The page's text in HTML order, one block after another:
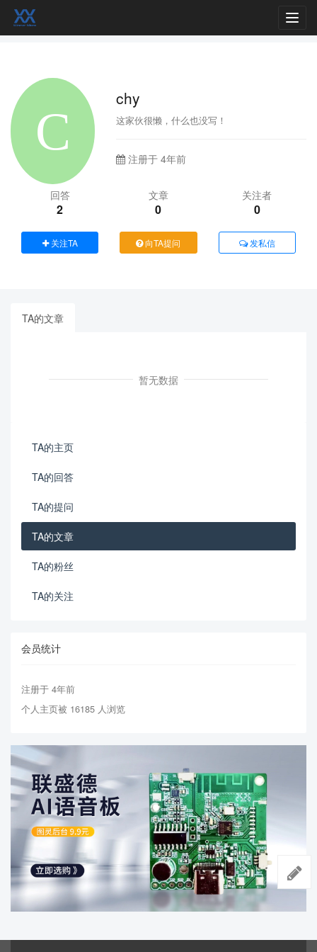
chy
这家伙很懒，什么也没写！
注册于 4年前
回答
2
文章
0
关注者
0
关注TA 向TA提问 发私信
TA的文章
暂无数据
TA的主页
TA的回答
TA的提问
TA的文章
TA的粉丝
TA的关注
会员统计
注册于 4年前
个人主页被 16185 人浏览